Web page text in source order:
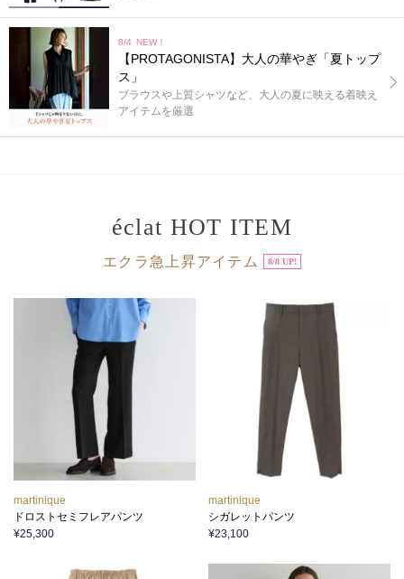
8/4 NEW！
【PROTAGONISTA】大人の華やぎ「夏トップ
ス」
ブラウスや上質シャツなど、大人の夏に映える着映え
アイテムを厳選
éclat HOT ITEM
エクラ急上昇アイテム 8/8 UP!
martinique
ドロストセミフレアパンツ
¥25,300
martinique
シガレットパンツ
¥23,100